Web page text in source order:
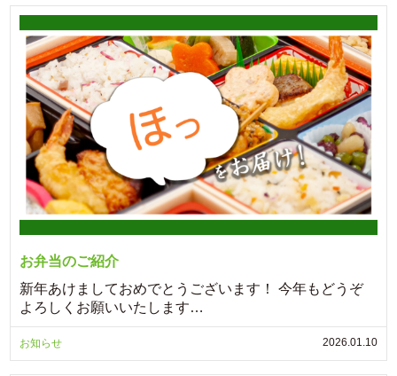
お弁当のご紹介
新年あけましておめでとうございます！ 今年もどうぞ
よろしくお願いいたします…
お知らせ 2026.01.10